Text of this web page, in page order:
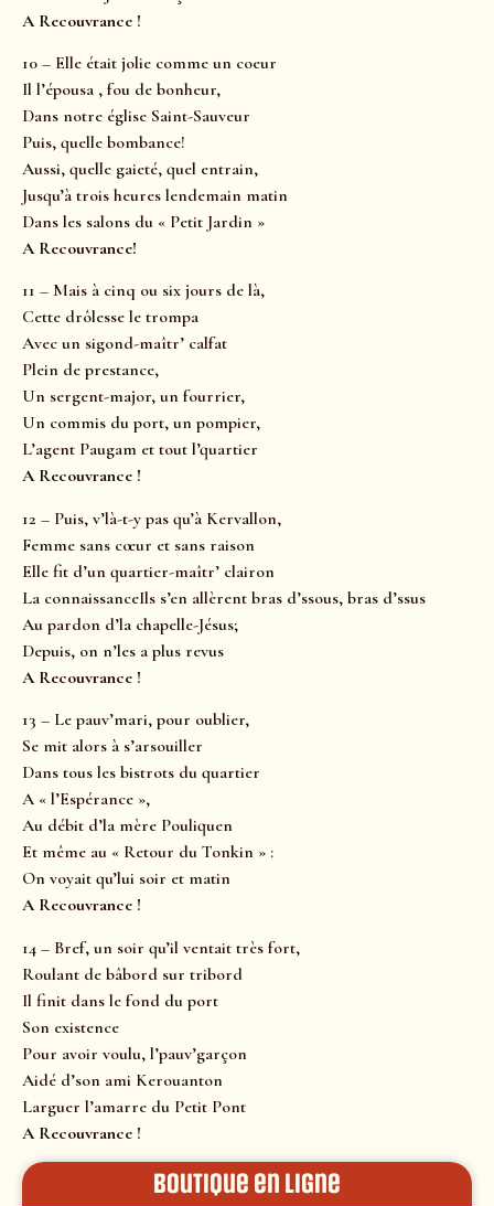
A Recouvrance !
10 – Elle était jolie comme un coeur
Il l’épousa , fou de bonheur,
Dans notre église Saint-Sauveur
Puis, quelle bombance!
Aussi, quelle gaieté, quel entrain,
Jusqu’à trois heures lendemain matin
Dans les salons du « Petit Jardin »
A Recouvrance!
11 – Mais à cinq ou six jours de là,
Cette drôlesse le trompa
Avec un sigond-maîtr’ calfat
Plein de prestance,
Un sergent-major, un fourrier,
Un commis du port, un pompier,
L’agent Paugam et tout l’quartier
A Recouvrance !
12 – Puis, v’là-t-y pas qu’à Kervallon,
Femme sans cœur et sans raison
Elle fit d’un quartier-maîtr’ clairon
La connaissanceIls s’en allèrent bras d’ssous, bras d’ssus
Au pardon d’la chapelle-Jésus;
Depuis, on n’les a plus revus
A Recouvrance !
13 – Le pauv’mari, pour oublier,
Se mit alors à s’arsouiller
Dans tous les bistrots du quartier
A « l’Espérance »,
Au débit d’la mère Pouliquen
Et même au « Retour du Tonkin » :
On voyait qu’lui soir et matin
A Recouvrance !
14 – Bref, un soir qu’il ventait très fort,
Roulant de bâbord sur tribord
Il finit dans le fond du port
Son existence
Pour avoir voulu, l’pauv’garçon
Aidé d’son ami Kerouanton
Larguer l’amarre du Petit Pont
A Recouvrance !
Boutique en ligne